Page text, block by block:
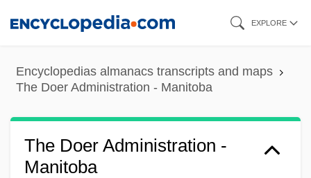
content
EXPLORE
Encyclopedias almanacs transcripts and maps
The Doer Administration - Manitoba
The Doer Administration -
Manitoba